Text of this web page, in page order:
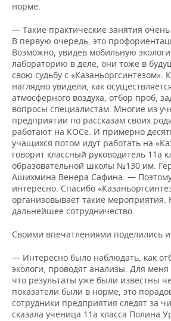
норме.
— Такие практические занятия
В первую очередь, это
Возможно, увидев мобильную
лабораторию в деле, они тоже в
свою судьбу с «Казаньоргсинтезом».
наглядно увидели, как
атмосферного воздуха, отбор проб,
вопросы специалистам. Многие из
предприятии по рассказам своих
работают на КОСе. И примерно
учащихся потом идут работать на
говорит классный руководитель 11а
образовательной школы №130 им.
Ашихмина Венера Сафина. —
интересно. Спасибо
организовывает такие мероприятия.
дальнейшее сотрудничество.
Своими впечатлениями поделились
— Интересно было наблюдать, как
экологи, проводят анализы. Для
что результаты уже были известны
показатели были в норме, это
сотрудники предприятия следят за
сказала ученица 11а класса Полина